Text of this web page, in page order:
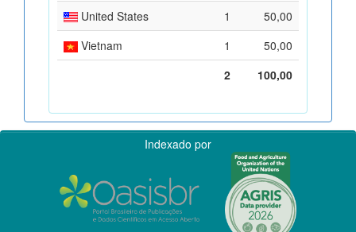
United States
1
50,00
Vietnam
1
50,00
2
100,00
Indexado por